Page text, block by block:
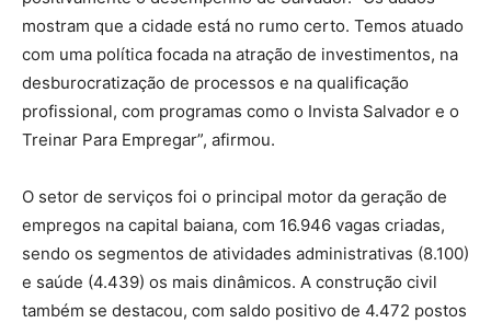
mostram que a cidade está no rumo certo. Temos atuado
com uma política focada na atração de investimentos, na
desburocratização de processos e na qualificação
profissional, com programas como o Invista Salvador e o
Treinar Para Empregar”, afirmou.
O setor de serviços foi o principal motor da geração de
empregos na capital baiana, com 16.946 vagas criadas,
sendo os segmentos de atividades administrativas (8.100)
e saúde (4.439) os mais dinâmicos. A construção civil
também se destacou, com saldo positivo de 4.472 postos